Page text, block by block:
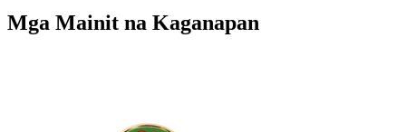
Mga Mainit na Kaganapan